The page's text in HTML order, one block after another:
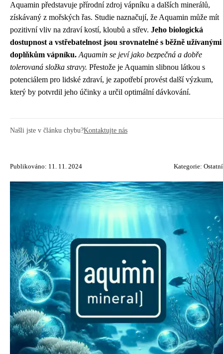
Aquamin představuje přírodní zdroj vápníku a dalších minerálů,
získávaný z mořských řas. Studie naznačují, že Aquamin může mít
pozitivní vliv na zdraví kostí, kloubů a střev. Jeho biologická
dostupnost a vstřebatelnost jsou srovnatelné s běžně užívanými
doplňkům vápníku. Aquamin se jeví jako bezpečná a dobře
tolerovaná složka stravy. Přestože je Aquamin slibnou látkou s
potenciálem pro lidské zdraví, je zapotřebí provést další výzkum,
který by potvrdil jeho účinky a určil optimální dávkování.
Našli jste v článku chybu?Kontaktujte nás
Publikováno: 11. 11. 2024 Kategorie: Ostatní